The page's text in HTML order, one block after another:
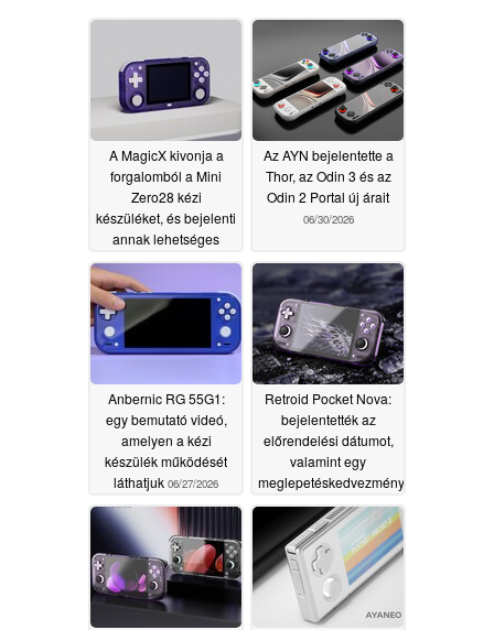
A MagicX kivonja a
forgalomból a Mini
Zero28 kézi
készüléket, és bejelenti
annak lehetséges
utódját07/06/2026
Az AYN bejelentette a
Thor, az Odin 3 és az
Odin 2 Portal új árait
06/30/2026
Anbernic RG 55G1:
egy bemutató videó,
amelyen a kézi
készülék működését
láthatjuk 06/27/2026
Retroid Pocket Nova:
bejelentették az
előrendelési dátumot,
valamint egy
meglepetéskedvezményt
a Pocket Mini V1
tulajdonosok számára
06/26/2026